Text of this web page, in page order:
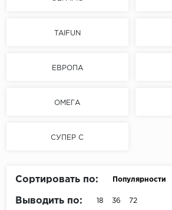
TAIFUN
ЕВРОПА
ОМЕГА
СУПЕР С
Сортировать по: Популярности
Выводить по: 18 36 72